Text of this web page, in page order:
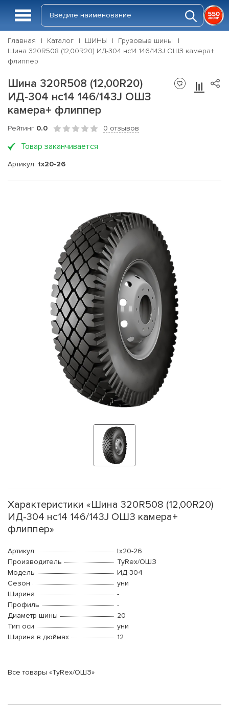
Главная Каталог ШИНЫ
Грузовые шины
Шина 320R508 (12,00R20) ИД-304 нс14 146/143J ОШЗ камера+
флиппер
Шина 320R508 (12,00R20)
ИД-304 нс14 146/143J ОШЗ
камера+ флиппер
Рейтинг 0.0 0 отзывов
Товар заканчивается
Артикул: tx20-26
Характеристики «Шина 320R508 (12,00R20)
ИД-304 нс14 146/143J ОШЗ камера+
флиппер»
Артикул
tx20-26
Производитель
TyRex/ОШЗ
Модель
ИД-304
Сезон
уни
Ширина
-
Профиль
-
Диаметр шины
20
Тип оси
уни
Ширина в дюймах
12
Все товары «TyRex/ОШЗ»